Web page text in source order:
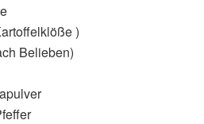
)
Belieben)